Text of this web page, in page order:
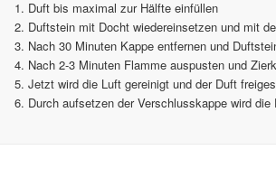
Duft bis maximal zur Hälfte einfüllen
Duftstein mit Docht wiedereinsetzen und mit
Nach 30 Minuten Kappe entfernen und
Nach 2-3 Minuten Flamme auspusten und
Jetzt wird die Luft gereinigt und der Duft
Durch aufsetzen der Verschlusskappe wird